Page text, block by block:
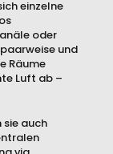
einzelne
oder
und
Räume
Luft ab –
sie auch